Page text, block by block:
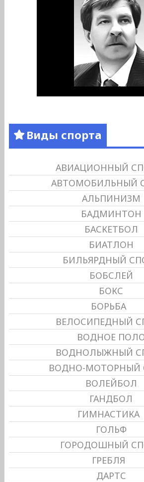
Виды спорта
АВИАЦИОННЫЙ
АВТОМОБИЛЬНЫЙ
АЛЬПИНИЗМ
БАДМИНТОН
БАСКЕТБОЛ
БИАТЛОН
БИЛЬЯРДНЫЙ
БОБСЛЕЙ
БОКС
БОРЬБА
ВЕЛОСИПЕДНЫЙ
ВОДНОЕ
ВОДНОЛЫЖНЫЙ
ВОДНО-МОТОРНЫЙ
ВОЛЕЙБОЛ
ГАНДБОЛ
ГИМНАСТИКА
ГОЛЬФ
ГОРОДОШНЫЙ
ГРЕБЛЯ
ДАРТС